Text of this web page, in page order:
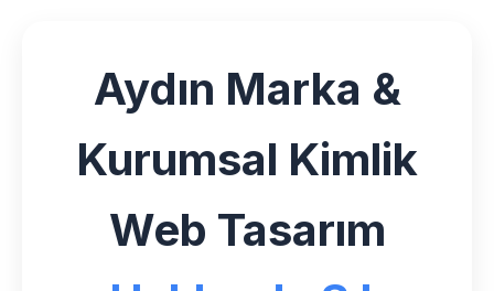
Aydın Marka &
Kurumsal Kimlik
Web Tasarım